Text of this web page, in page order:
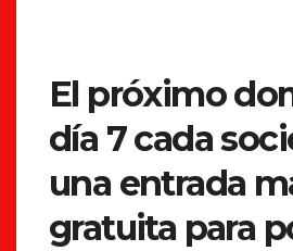
El próximo
día 7 cada
una entrada
gratuita para